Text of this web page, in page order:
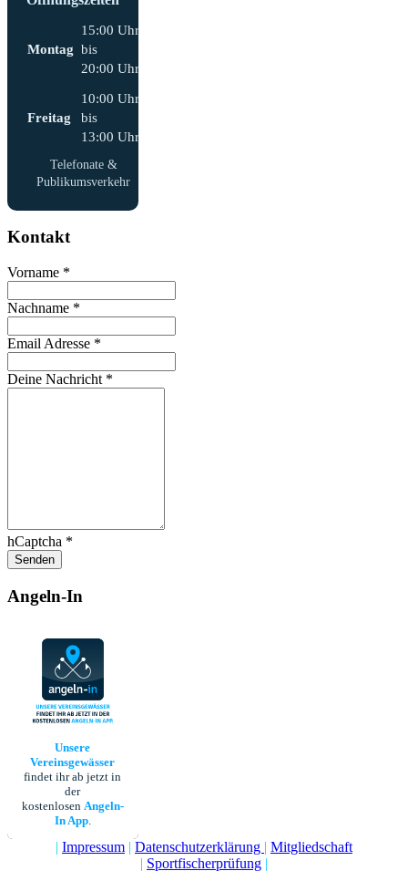
Montag
15:00 Uhr
bis
20:00 Uhr
Freitag
10:00 Uhr
bis
13:00 Uhr
Telefonate &
Publikumsverkehr
Kontakt
Vorname *
Nachname *
Email Adresse *
Deine Nachricht *
hCaptcha *
Senden
Angeln-In
Unsere
Vereinsgewässer
findet ihr ab jetzt in
der
kostenlosen Angeln-
In App.
| Impressum | Datenschutzerklärung | Mitgliedschaft
| Sportfischerprüfung |